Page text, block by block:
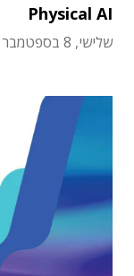
Physical AI
שלישי, 8 בספטמבר 2026